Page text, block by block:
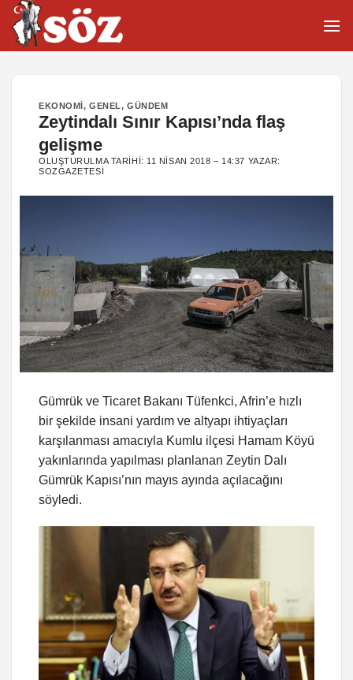
İçeriğe
atla
EKONOMI,GENEL, GÜNDEM
Zeytindalı Sınır Kapısı’nda flaş
gelişme
OLUŞTURULMA TARIHI: 11 NISAN 2018 – 14:37 YAZAR:
SOZGAZETESI
Gümrük ve Ticaret Bakanı Tüfenkci, Afrin’e hızlı
bir şekilde insani yardım ve altyapı ihtiyaçları
karşılanması amacıyla Kumlu ilçesi Hamam Köyü
yakınlarında yapılması planlanan Zeytin Dalı
Gümrük Kapısı’nın mayıs ayında açılacağını
söyledi.